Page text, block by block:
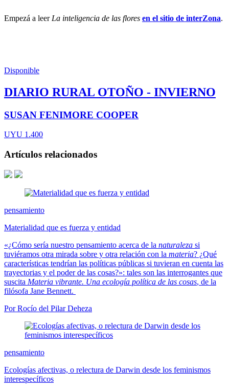
Empezá a leer La inteligencia de las flores en el sitio de interZona.
Disponible
DIARIO RURAL OTOÑO - INVIERNO
SUSAN FENIMORE COOPER
UYU 1.400
Artículos relacionados
pensamiento
Materialidad que es fuerza y entidad
«¿Cómo sería nuestro pensamiento acerca de la naturaleza si
tuviéramos otra mirada sobre y otra relación con la materia? ¿Qué
características tendrían las políticas públicas si tuvieran en cuenta las
trayectorias y el poder de las cosas?»: tales son las interrogantes que
suscita Materia vibrante. Una ecología política de las cosas, de la
filósofa Jane Bennett.
Por Rocío del Pilar Deheza
pensamiento
Ecologías afectivas, o relectura de Darwin desde los feminismos
interespecíficos